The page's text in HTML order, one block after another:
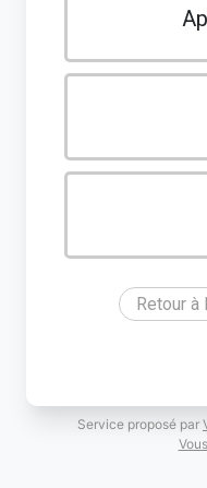
Retour
Service proposé par